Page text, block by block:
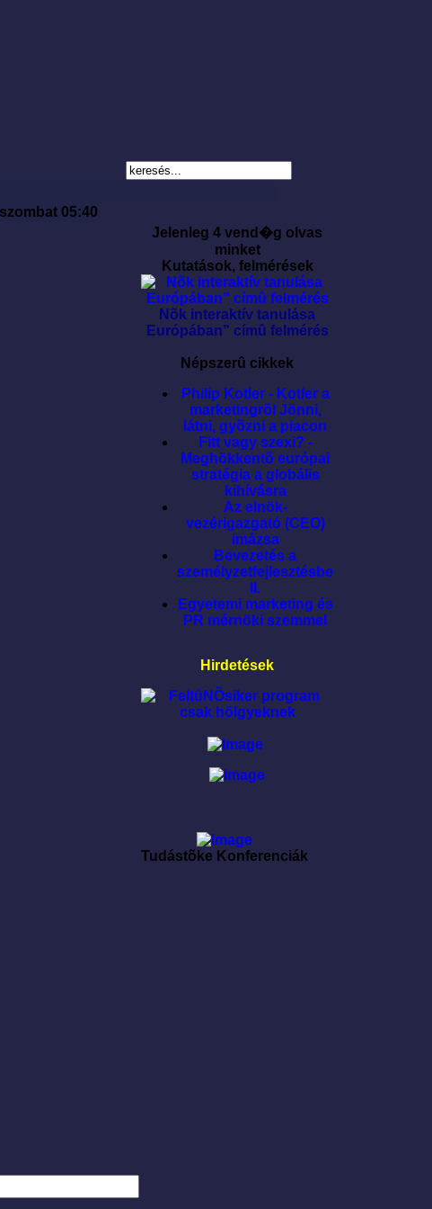
05:40
Jelenleg 4 vend�g olvas
minket
Kutatások, felmérések
Nõk interaktív tanulása
Európában” címû felmérés
Népszerû cikkek
Philip Kotler - Kotler a
marketingrõl Jönni,
látni, gyõzni a piacon
Fitt vagy szexi? -
Meghökkentõ európai
stratégia a globális
kihívásra
Az elnök-
vezérigazgató (CEO)
imázsa
Bevezetés a
személyzetfejlesztésbe
II.
Egyetemi marketing és
PR mérnöki szemmel
Hirdetések
Tudástõke Konferenciák